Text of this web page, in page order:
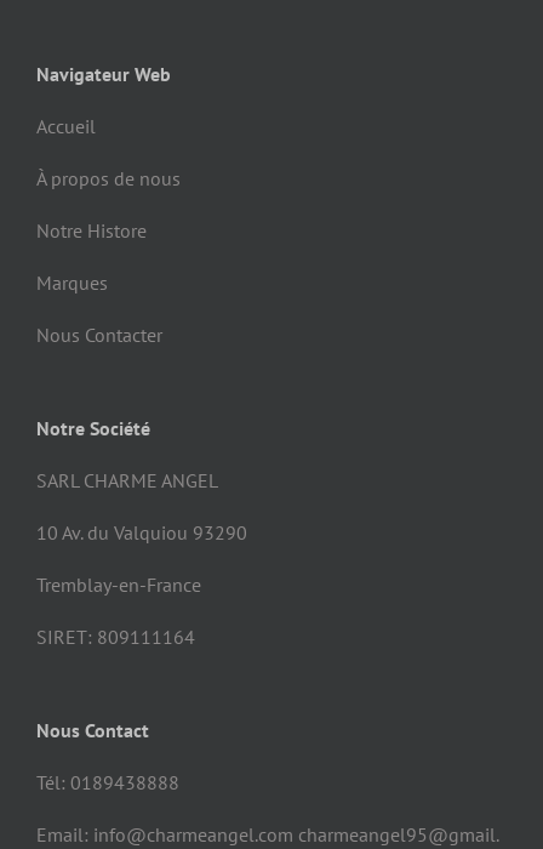
Navigateur Web
Accueil
À propos de nous
Notre Histore
Marques
Nous Contacter
Notre Société
SARL CHARME ANGEL
10 Av. du Valquiou 93290
Tremblay-en-France
SIRET: 809111164
Nous Contact
Tél: 0189438888
Email: info@charmeangel.com charmeangel95@gmail.